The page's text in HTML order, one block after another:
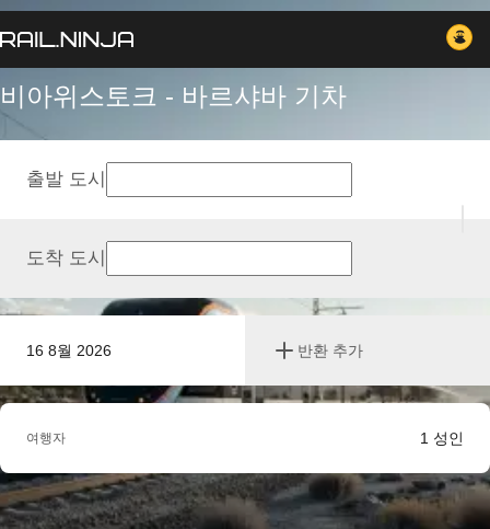
비아위스토크 - 바르샤바 기차
16 8월 2026 반환 추가
출발 도시
도착 도시
여행자 1 성인